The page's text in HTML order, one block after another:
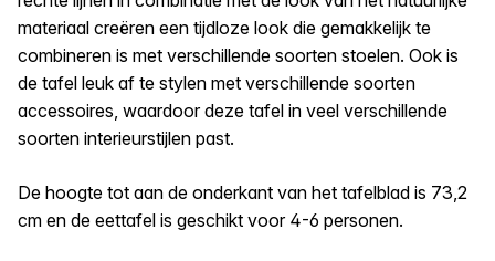
materiaal creëren een tijdloze look die gemakkelijk te
combineren is met verschillende soorten stoelen. Ook is
de tafel leuk af te stylen met verschillende soorten
accessoires, waardoor deze tafel in veel verschillende
soorten interieurstijlen past.
De hoogte tot aan de onderkant van het tafelblad is 73,2
cm en de eettafel is geschikt voor 4-6 personen.